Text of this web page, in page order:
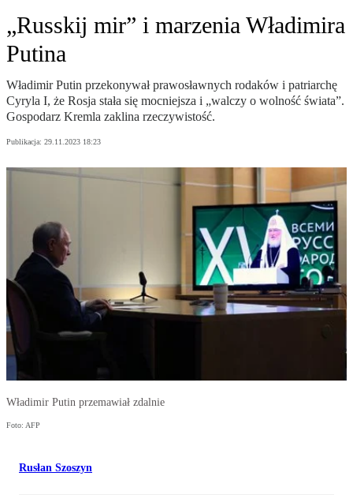
„Russkij mir” i marzenia Władimira
Putina
Władimir Putin przekonywał prawosławnych rodaków i patriarchę
Cyryla I, że Rosja stała się mocniejsza i „walczy o wolność świata”.
Gospodarz Kremla zaklina rzeczywistość.
Publikacja: 29.11.2023 18:23
Władimir Putin przemawiał zdalnie
Foto: AFP
Rusłan Szoszyn